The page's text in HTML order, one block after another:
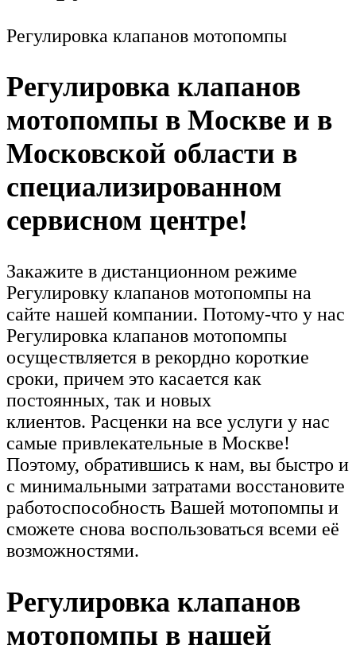
Регулировка клапанов мотопомпы
Регулировка клапанов
мотопомпы в Москве и в
Московской области в
специализированном
сервисном центре!
Закажите в дистанционном режиме
Регулировку клапанов мотопомпы на
сайте нашей компании. Потому-что у нас
Регулировка клапанов мотопомпы
осуществляется в рекордно короткие
сроки, причем это касается как
постоянных, так и новых
клиентов. Расценки на все услуги у нас
самые привлекательные в Москве!
Поэтому, обратившись к нам, вы быстро и
с минимальными затратами восстановите
работоспособность Вашей мотопомпы и
сможете снова воспользоваться всеми её
возможностями.
Регулировка клапанов
мотопомпы в нашей